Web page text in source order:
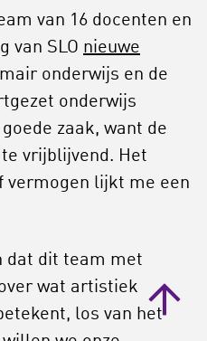
van 16 docenten en
van SLO nieuwe
onderwijs en de
onderwijs
zaak, want de
vrijblijvend. Het
lijkt me een
dat dit team met
wat artistiek
los van het